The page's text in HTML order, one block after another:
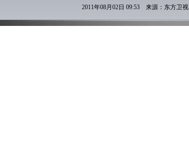
2011年08月02日 09:53 来源：东方卫视